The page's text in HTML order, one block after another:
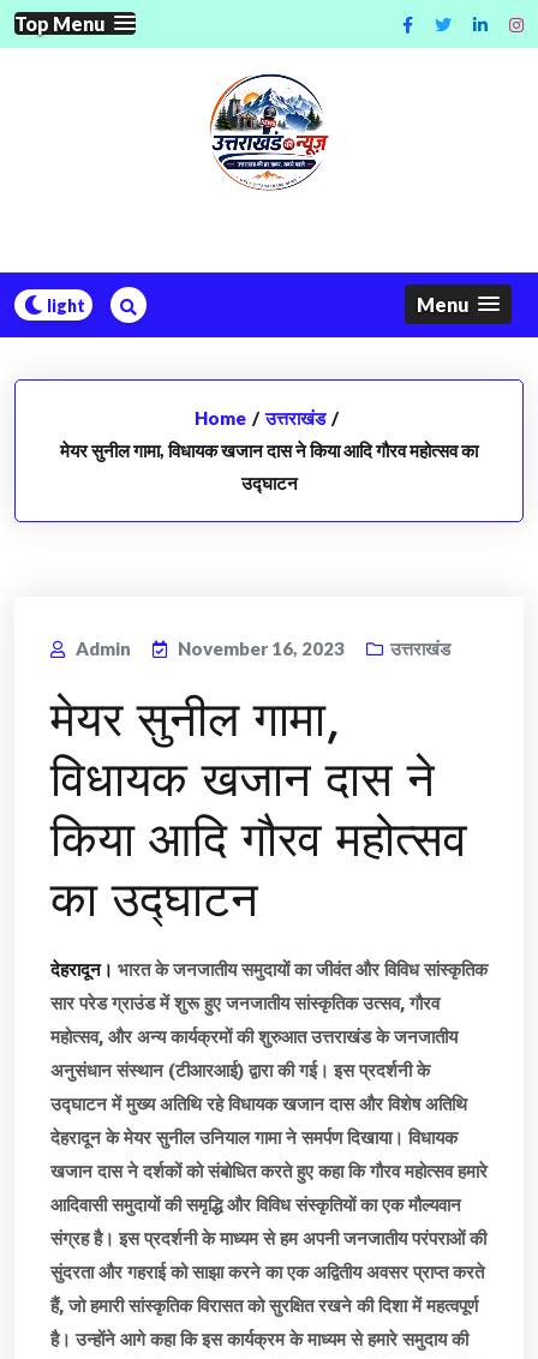
Skip
to
Top Menu
Menu
Home / उत्तराखंड /
मेयर सुनील गामा, विधायक खजान दास ने किया आदि गौरव महोत्सव का
उद्घाटन
Admin November 16, 2023 उत्तराखंड
मेयर सुनील गामा,
विधायक खजान दास ने
किया आदि गौरव महोत्सव
का उद्घाटन
देहरादून। भारत के जनजातीय समुदायों का जीवंत और विविध सांस्कृतिक
सार परेड ग्राउंड में शुरू हुए जनजातीय सांस्कृतिक उत्सव, गौरव
महोत्सव, और अन्य कार्यक्रमों की शुरुआत उत्तराखंड के जनजातीय
अनुसंधान संस्थान (टीआरआई) द्वारा की गई। इस प्रदर्शनी के
उद्घाटन में मुख्य अतिथि रहे विधायक खजान दास और विशेष अतिथि
देहरादून के मेयर सुनील उनियाल गामा ने समर्पण दिखाया। विधायक
खजान दास ने दर्शकों को संबोधित करते हुए कहा कि गौरव महोत्सव हमारे
आदिवासी समुदायों की समृद्धि और विविध संस्कृतियों का एक मौल्यवान
संग्रह है। इस प्रदर्शनी के माध्यम से हम अपनी जनजातीय परंपराओं की
सुंदरता और गहराई को साझा करने का एक अद्वितीय अवसर प्राप्त करते
हैं, जो हमारी सांस्कृतिक विरासत को सुरक्षित रखने की दिशा में महत्वपूर्ण
है। उन्होंने आगे कहा कि इस कार्यक्रम के माध्यम से हमारे समुदाय की